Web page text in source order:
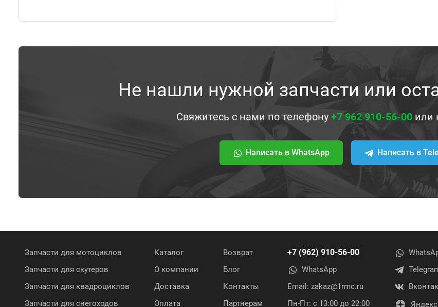
Не нашли нужной запчасти или
Свяжитесь с нами по телефону +7 962 910-56-00 или
Написать в WhatsApp Написать в
Запчасти для мотоциклов
Запчасти для скутеров
Запчасти для квадроциклов
Запчасти для снегоходов
Каталог
О компании
Доставка
Оплата
Возврат
Блог
Контакты
Партнерам
+7 (962) 910-56-00
WhatsApp
Email: zakaz@1rmc.ru
Пн-Пт: с 13:00 до 22:00